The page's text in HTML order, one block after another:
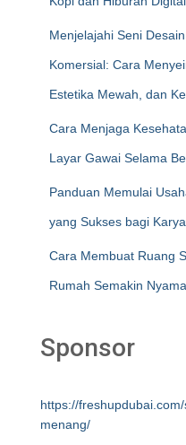
Menjelajahi Seni
Komersial: Cara
Estetika Mewah, dan
Cara Menjaga
Layar Gawai Selama
Panduan Memulai
yang Sukses bagi
Cara Membuat Ruang
Rumah Semakin
Sponsor
https://
menang/